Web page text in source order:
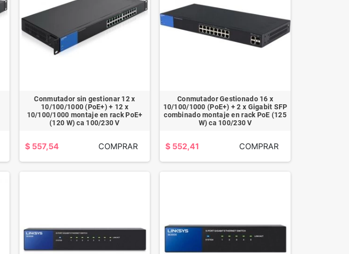
MABE LAVADORA
AUTOMATICA 16
AUTOMATICA
SILVER
Conmutador sin gestionar 12 x
10/100/1000 (PoE+) + 12 x
10/100/1000 montaje en rack PoE+
(120 W) ca 100/230 V
$ 557,54 COMPRAR
Conmutador Gestionado 16 x
10/100/1000 (PoE+) + 2 x Gigabit SFP
combinado montaje en rack PoE (125
W) ca 100/230 V
$ 552,41 COMPRAR